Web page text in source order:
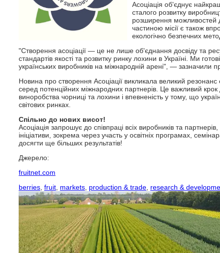
Асоціація об'єднує
сталого розвитку
розширення можливостей
частиною місії є також
екологічно безпечних
"Створення асоціації — це не лише об'єднання досвіду та
стандартів якості та розвитку ринку лохини в Україні. Ми
українських виробників на міжнародній арені", — зазначили
Новина про створення Асоціації викликала великий резонанс
серед потенційних міжнародних партнерів. Це важливий крок
виноробства чорниці та лохини і впевненість у тому, що
світових ринках.
Спільно до нових висот!
Асоціація запрошує до співпраці всіх виробників та
ініціативи, зокрема через участь у освітніх програмах,
досягти ще більших результатів!
Джерело:
fruitnet.com
berries fruit markets production & trade research &